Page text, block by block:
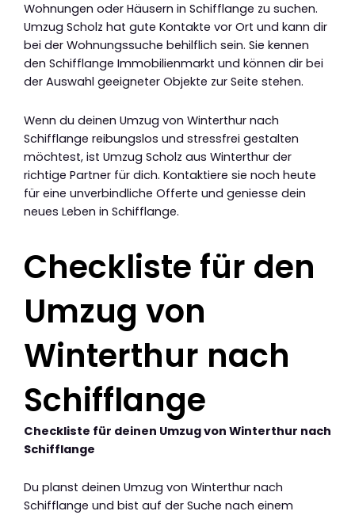
Wohnungen oder Häusern in Schifflange zu suchen.
Umzug Scholz hat gute Kontakte vor Ort und kann dir
bei der Wohnungssuche behilflich sein. Sie kennen
den Schifflange Immobilienmarkt und können dir bei
der Auswahl geeigneter Objekte zur Seite stehen.
Wenn du deinen Umzug von Winterthur nach
Schifflange reibungslos und stressfrei gestalten
möchtest, ist Umzug Scholz aus Winterthur der
richtige Partner für dich. Kontaktiere sie noch heute
für eine unverbindliche Offerte und geniesse dein
neues Leben in Schifflange.
Checkliste für den
Umzug von
Winterthur nach
Schifflange
Checkliste für deinen Umzug von Winterthur nach
Schifflange
Du planst deinen Umzug von Winterthur nach
Schifflange und bist auf der Suche nach einem